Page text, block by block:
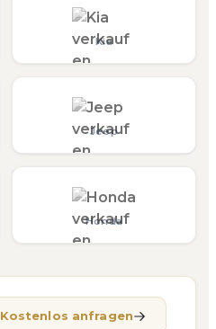
Kia
Jeep
Honda
Kostenlos anfragen